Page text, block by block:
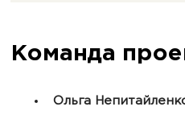
Команда
Ольга